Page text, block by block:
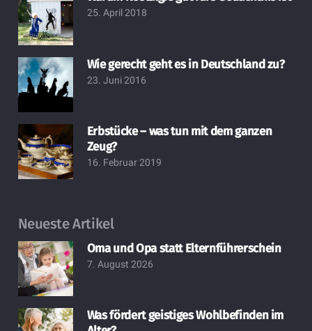
25. April 2018
Wie gerecht geht es in Deutschland zu?
23. Juni 2016
Erbstücke – was tun mit dem ganzen
Zeug?
16. Februar 2019
Neueste Artikel
Oma und Opa statt Elternführerschein
7. August 2026
Was fördert geistiges Wohlbefinden im